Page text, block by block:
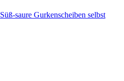
Süß-saure Gurkenscheiben selbst